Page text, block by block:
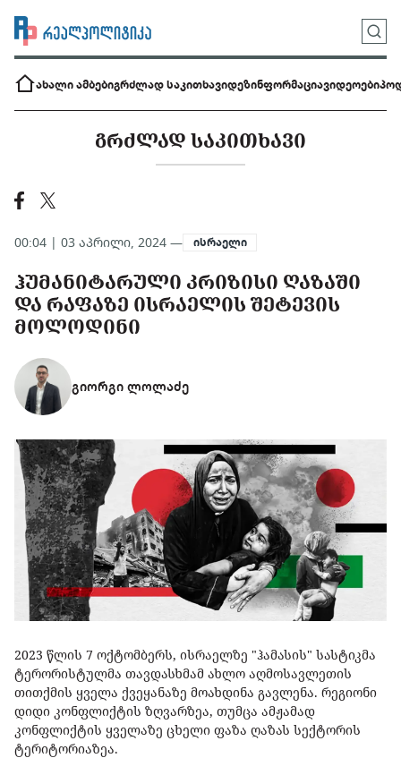
ახალი ამბებიგრძლად საკითხავიდეზინფორმაციავიდეოები
ᲒᲠᲫᲚᲐᲓ ᲡᲐᲙᲘᲗᲮᲐᲕᲘ
00:04 | 03 აპრილი, 2024 — ისრაელი
ᲰᲣᲛᲐᲜᲘᲢᲐᲠᲣᲚᲘ ᲙᲠᲘᲖᲘᲡᲘ ᲦᲐᲖᲐᲨᲘ
ᲓᲐ ᲠᲐᲤᲐᲖᲔ ᲘᲡᲠᲐᲔᲚᲘᲡ ᲨᲔᲢᲔᲕᲘᲡ
ᲛᲝᲚᲝᲓᲘᲜᲘ
გიორგი ლოლაძე
2023 წლის 7 ოქტომბერს, ისრაელზე "ჰამასის" სასტიკმა
ტერორისტულმა თავდასხმამ ახლო აღმოსავლეთის
თითქმის ყველა ქვეყანაზე მოახდინა გავლენა. რეგიონი
დიდი კონფლიქტის ზღვარზეა, თუმცა ამჟამად
კონფლიქტის ყველაზე ცხელი ფაზა ღაზას სექტორის
ტერიტორიაზეა.